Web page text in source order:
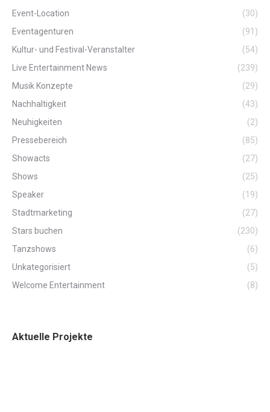
Event-Location
(30)
Eventagenturen
(91)
Kultur- und Festival-Veranstalter
(54)
Live Entertainment News
(239)
Musik Konzepte
(29)
Nachhaltigkeit
(43)
Neuhigkeiten
(2)
Pressebereich
(85)
Showacts
(27)
Shows
(25)
Speaker
(19)
Stadtmarketing
(27)
Stars buchen
(230)
Tanzshows
(6)
Unkategorisiert
(5)
Welcome Entertainment
(8)
Aktuelle Projekte